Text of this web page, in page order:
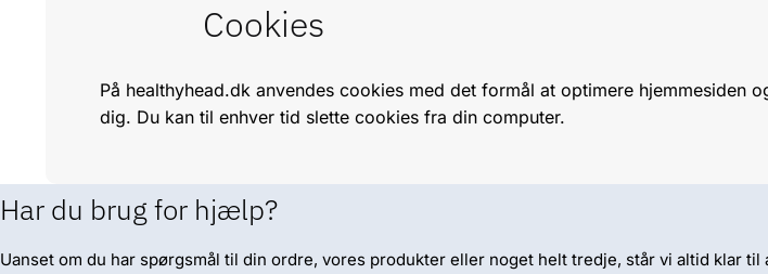
Cookies
På healthyhead.dk anvendes cookies med det formål at optimere
dig. Du kan til enhver tid slette cookies fra din computer.
Har du brug for hjælp?
Uanset om du har spørgsmål til din ordre, vores produkter eller noget helt tredje, står vi altid klar